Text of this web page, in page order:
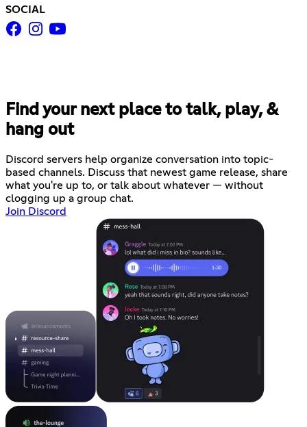
SOCIAL
Find your next place to talk, play, &
hang out
Discord servers help organize conversation into topic-
based channels. Discuss that newest game release, share
what you're up to, or talk about whatever — without
clogging up a group chat.
Join Discord